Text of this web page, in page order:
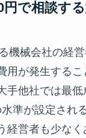
円で相談す
機械会社の経営
用が発生するこ
手他社では最低
準が設定され
経営者も少なく